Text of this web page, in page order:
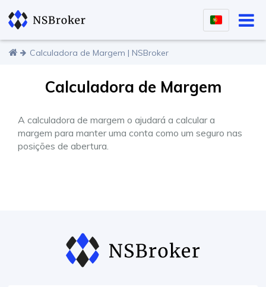
Calculadora de Margem | NSBroker
Calculadora de Margem
A calculadora de margem o ajudará a calcular a
margem para manter uma conta como um seguro nas
posições de abertura.